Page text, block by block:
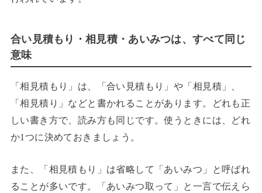
合い見積もり・相見積・あいみつは、すべて同じ
意味
「相見積もり」は、「合い見積もり」や「相見積」、
「相見積り」などと書かれることがあります。どれも正
しい書き方で、読み方も同じです。使うときには、どれ
か1つに決めておきましょう。
また、「相見積もり」は省略して「あいみつ」と呼ばれ
ることが多いです。「あいみつ取って」と一言で伝えら